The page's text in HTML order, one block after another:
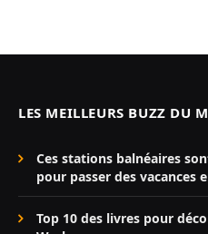
LES MEILLEURS BUZZ DU
Ces stations balnéaires
pour passer des vacances
Top 10 des livres pour